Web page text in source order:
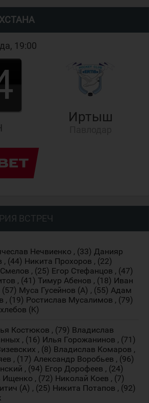
19:00
Иртыш
ВСТРЕЧ
Нечвиенко , (33) Данияр
(44) Никита Прохоров , (22)
, (25) Егор Стефанцов , (47)
, (41) Тимур Абенов , (18) Иван
Муса Гусейнов (A) , (55) Адам
, (19) Ростислав Мусалимов , (79)
(K)
Костюков , (79) Владислав
, (16) Илья Горожанинов , (71)
, (8) Владислав Комаров ,
, (17) Александр Воробьев , (96)
, (94) Егор Дорофеев , (24)
, (72) Николай Коев , (7)
(A) , (25) Никита Потапов , (92)